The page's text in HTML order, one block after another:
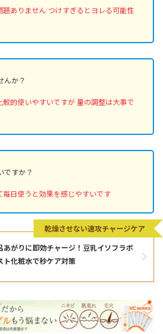
ありません つけすぎるとヨレる可能性
んか？
的使いやすいですが 量の調整は大事で
ですか？
日使うと効果を感じやすいです
あがりに即効チャージ！豆乳イソフラボ
ト化粧水で秒ケア対策
乾燥させない速攻チャージケア